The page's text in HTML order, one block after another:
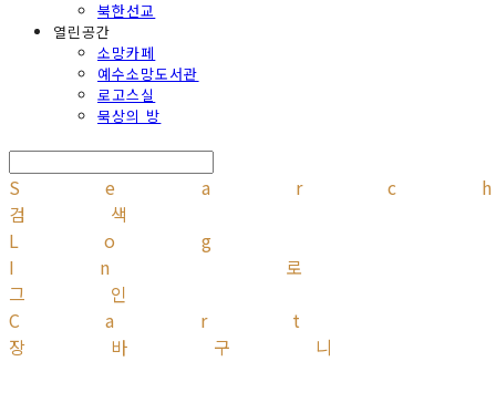
북한선교
열린공간
소망카페
예수소망도서관
로고스실
묵상의 방
검색
Log
In
로
그인
Cart
장바구니